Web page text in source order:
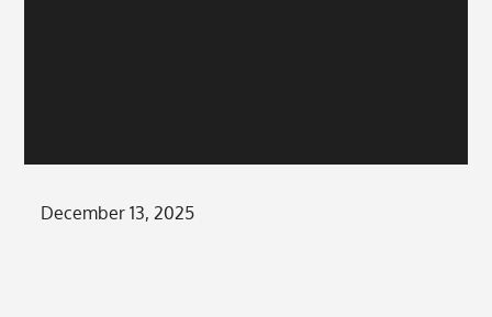
Posted
December 13, 2025